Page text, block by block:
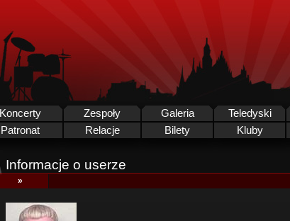
Koncerty Zespoły Galeria Teledyski
Patronat Relacje Bilety Kluby
Informacje o userze
»